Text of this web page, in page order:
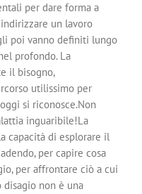
per dare forma a
un lavoro
poi vanno definiti lungo
profondo. La
il bisogno,
utilissimo per
si riconosce.Non
inguaribile!La
capacità di esplorare il
per capire cosa
per affrontare ciò a cui
disagio non è una